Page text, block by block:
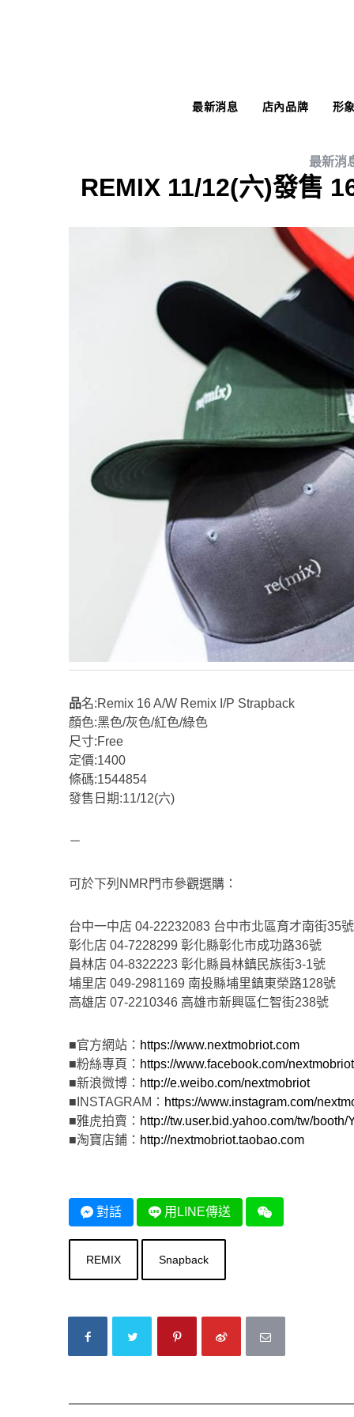
最新消息 店內品牌 形
最新消
REMIX 11/12(六)發售
品名:Remix 16 A/W Remix I/P Strapback
顏色:黑色/灰色/紅色/綠色
尺寸:Free
定價:1400
條碼:1544854
發售日期:11/12(六)
－
可於下列NMR門市參觀選購：
台中一中店 04-22232083 台中市北區育才南街35
彰化店 04-7228299 彰化縣彰化市成功路36號
員林店 04-8322223 彰化縣員林鎮民族街3-1號
埔里店 049-2981169 南投縣埔里鎮東榮路128號
高雄店 07-2210346 高雄市新興區仁智街238號
■官方網站： https://www.nextmobriot.com
■粉絲專頁： https://www.facebook.com/nextmobriot
■新浪微博： http://e.weibo.com/nextmobriot
■INSTAGRAM： https://www.instagram.com/
■雅虎拍賣： http://tw.user.bid.yahoo.com/tw/
■淘寶店鋪： http://nextmobriot.taobao.com
對話 用LINE傳送
REMIX Snapback